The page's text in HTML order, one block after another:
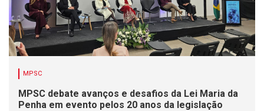
MPSC
MPSC debate avanços e desafios da Lei Maria da
Penha em evento pelos 20 anos da legislação